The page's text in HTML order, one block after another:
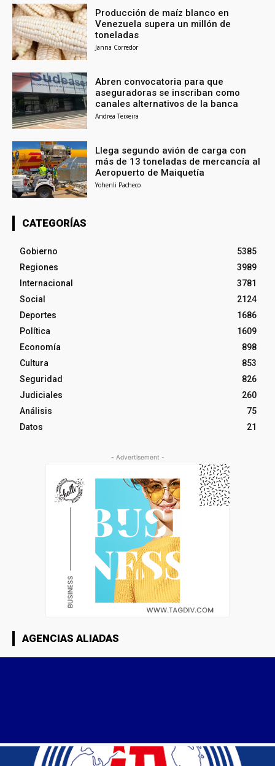
Producción de maíz blanco en
Venezuela supera un millón de
toneladas
Janna Corredor
Abren convocatoria para que
aseguradoras se inscriban como
canales alternativos de la banca
Andrea Teixeira
Llega segundo avión de carga con
más de 13 toneladas de mercancía al
Aeropuerto de Maiquetía
Yohenli Pacheco
CATEGORÍAS
Gobierno
5385
Regiones
3989
Internacional
3781
Social
2124
Deportes
1686
Política
1609
Economía
898
Cultura
853
Seguridad
826
Judiciales
260
Análisis
75
Datos
21
- Advertisement -
AGENCIAS ALIADAS